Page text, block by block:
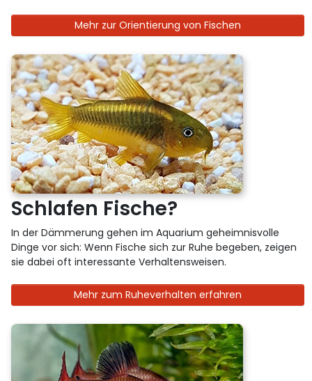
Mehr zur Orientierung von Fischen
Schlafen Fische?
In der Dämmerung gehen im Aquarium geheimnisvolle
Dinge vor sich: Wenn Fische sich zur Ruhe begeben, zeigen
sie dabei oft interessante Verhaltensweisen.
Mehr zum Ruheverhalten erfahren